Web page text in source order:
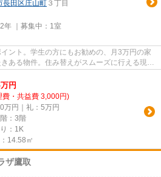
長田区庄山町 ３丁目
年 ｜募集中： 1室
ント。学生の方にもお勧めの、月3万円の家
ある物件。住み替えがスムーズに行える現在
万円
費・共益費 3,000円)
万円｜礼：5万円
：3階
：1K
14.58㎡
ザ鷹取